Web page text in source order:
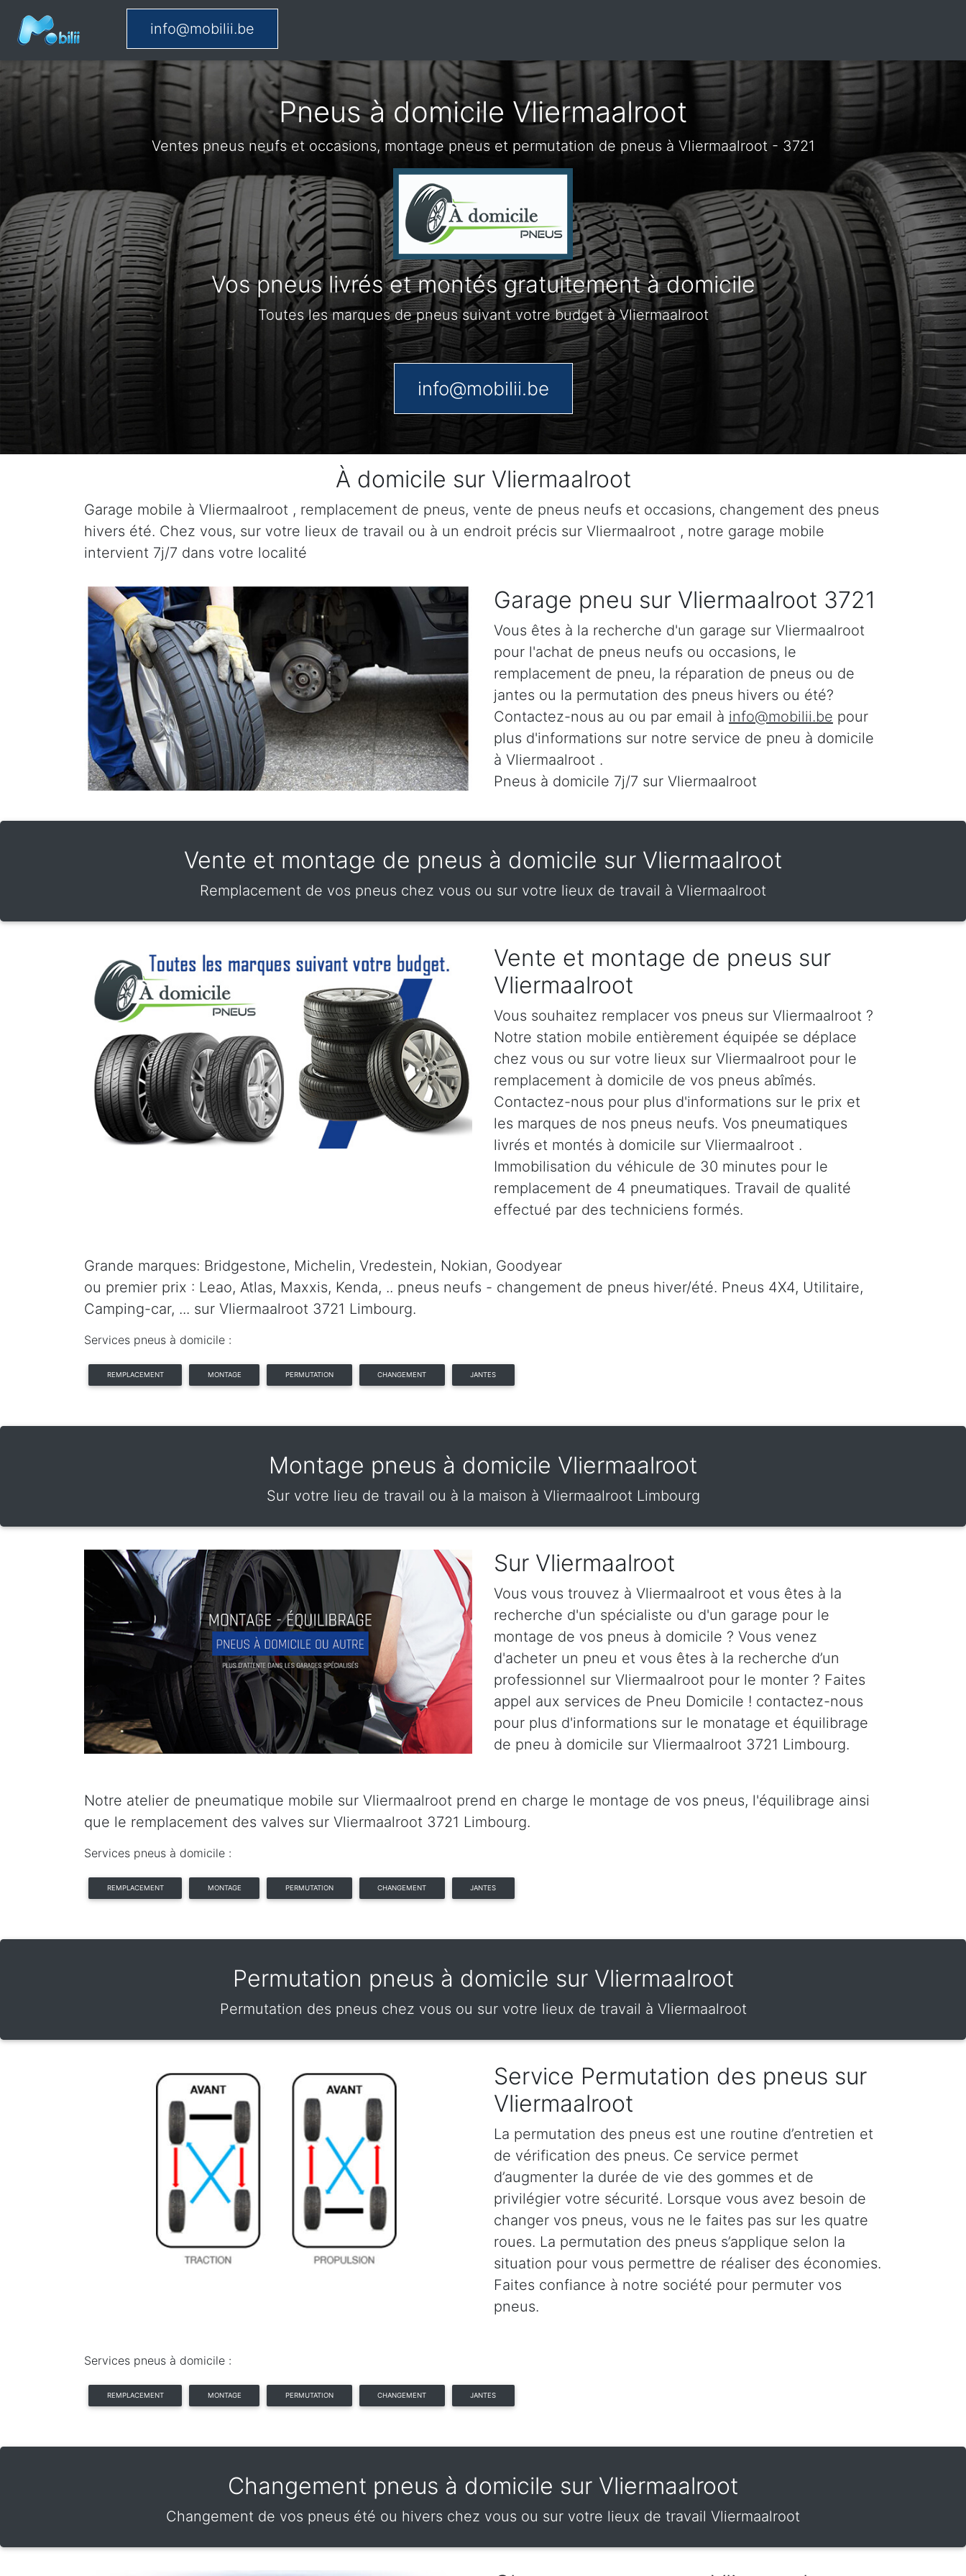
info@mobilii.be
Pneus à domicile Vliermaalroot
Ventes pneus neufs et occasions, montage pneus et permutation de pneus à Vliermaalroot - 3721
Vos pneus livrés et montés gratuitement à domicile
Toutes les marques de pneus suivant votre budget à Vliermaalroot
info@mobilii.be
À domicile sur Vliermaalroot
Garage mobile à Vliermaalroot , remplacement de pneus, vente de pneus neufs et occasions, changement des pneus
hivers été. Chez vous, sur votre lieux de travail ou à un endroit précis sur Vliermaalroot , notre garage mobile
intervient 7j/7 dans votre localité
Garage pneu sur Vliermaalroot 3721
Vous êtes à la recherche d'un garage sur Vliermaalroot
pour l'achat de pneus neufs ou occasions, le
remplacement de pneu, la réparation de pneus ou de
jantes ou la permutation des pneus hivers ou été?
Contactez-nous au ou par email à info@mobilii.be pour
plus d'informations sur notre service de pneu à domicile
à Vliermaalroot .
Pneus à domicile 7j/7 sur Vliermaalroot
Vente et montage de pneus à domicile sur Vliermaalroot
Remplacement de vos pneus chez vous ou sur votre lieux de travail à Vliermaalroot
Vente et montage de pneus sur
Vliermaalroot
Vous souhaitez remplacer vos pneus sur Vliermaalroot ?
Notre station mobile entièrement équipée se déplace
chez vous ou sur votre lieux sur Vliermaalroot pour le
remplacement à domicile de vos pneus abîmés.
Contactez-nous pour plus d'informations sur le prix et
les marques de nos pneus neufs. Vos pneumatiques
livrés et montés à domicile sur Vliermaalroot .
Immobilisation du véhicule de 30 minutes pour le
remplacement de 4 pneumatiques. Travail de qualité
effectué par des techniciens formés.
Grande marques: Bridgestone, Michelin, Vredestein, Nokian, Goodyear
ou premier prix : Leao, Atlas, Maxxis, Kenda, .. pneus neufs - changement de pneus hiver/été. Pneus 4X4, Utilitaire,
Camping-car, ... sur Vliermaalroot 3721 Limbourg.
Services pneus à domicile :
REMPLACEMENT MONTAGE PERMUTATION CHANGEMENT JANTES
Montage pneus à domicile Vliermaalroot
Sur votre lieu de travail ou à la maison à Vliermaalroot Limbourg
Sur Vliermaalroot
Vous vous trouvez à Vliermaalroot et vous êtes à la
recherche d'un spécialiste ou d'un garage pour le
montage de vos pneus à domicile ? Vous venez
d'acheter un pneu et vous êtes à la recherche d’un
professionnel sur Vliermaalroot pour le monter ? Faites
appel aux services de Pneu Domicile ! contactez-nous
pour plus d'informations sur le monatage et équilibrage
de pneu à domicile sur Vliermaalroot 3721 Limbourg.
Notre atelier de pneumatique mobile sur Vliermaalroot prend en charge le montage de vos pneus, l'équilibrage ainsi
que le remplacement des valves sur Vliermaalroot 3721 Limbourg.
Services pneus à domicile :
REMPLACEMENT MONTAGE PERMUTATION CHANGEMENT JANTES
Permutation pneus à domicile sur Vliermaalroot
Permutation des pneus chez vous ou sur votre lieux de travail à Vliermaalroot
Service Permutation des pneus sur
Vliermaalroot
La permutation des pneus est une routine d’entretien et
de vérification des pneus. Ce service permet
d’augmenter la durée de vie des gommes et de
privilégier votre sécurité. Lorsque vous avez besoin de
changer vos pneus, vous ne le faites pas sur les quatre
roues. La permutation des pneus s’applique selon la
situation pour vous permettre de réaliser des économies.
Faites confiance à notre société pour permuter vos
pneus.
Services pneus à domicile :
REMPLACEMENT MONTAGE PERMUTATION CHANGEMENT JANTES
Changement pneus à domicile sur Vliermaalroot
Changement de vos pneus été ou hivers chez vous ou sur votre lieux de travail Vliermaalroot